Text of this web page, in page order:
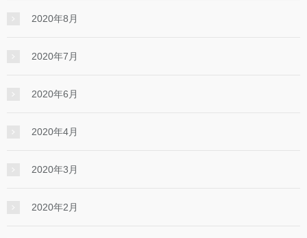
2020年8月
2020年7月
2020年6月
2020年4月
2020年3月
2020年2月